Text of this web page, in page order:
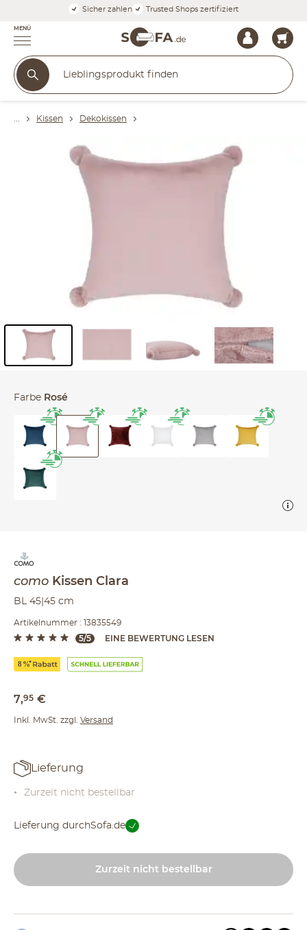
Sicher zahlen Trusted Shops zertifiziert
MENÜ
Kissen Dekokissen
como Kissen Clara
BL 45|45 cm
Artikelnummer : 13835549
5/5
EINE BEWERTUNG LESEN
7,95 €
Inkl. MwSt. zzgl. Versand
Farbe Rosé
Lieferung
Zurzeit nicht bestellbar
Lieferung durchSofa.de
Zurzeit nicht bestellbar